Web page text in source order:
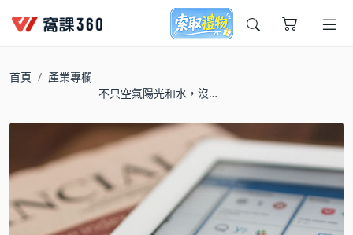
今天想要學什麼?
窩課推薦給您
首頁
產業專欄
不只空氣陽光和水，沒
活?